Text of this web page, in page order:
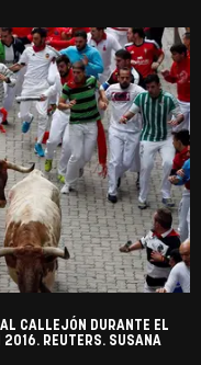
CALLEJÓN DURANTE EL
2016. REUTERS. SUSANA